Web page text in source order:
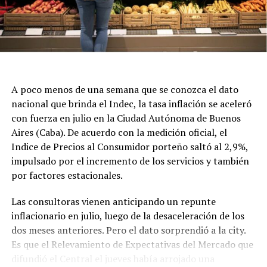
carrera y donde Jorge se convirtió en una figura habitual
en las negociaciones con Barcelona.
El País informó la muerte de Jorge Messi a los 68 años y
recordó su doble papel como padre y representante del
A poco menos de una semana que se conozca el dato
nacional que brinda el Indec, la tasa inflación se aceleró
con fuerza en julio en la Ciudad Autónoma de Buenos
Aires (Caba). De acuerdo con la medición oficial, el
Indice de Precios al Consumidor porteño saltó al 2,9%,
impulsado por el incremento de los servicios y también
por factores estacionales.
Las consultoras vienen anticipando un repunte
inflacionario en julio, luego de la desaceleración de los
dos meses anteriores. Pero el dato sorprendió a la city.
Es que el Relevamiento de Expectativas del Mercado que